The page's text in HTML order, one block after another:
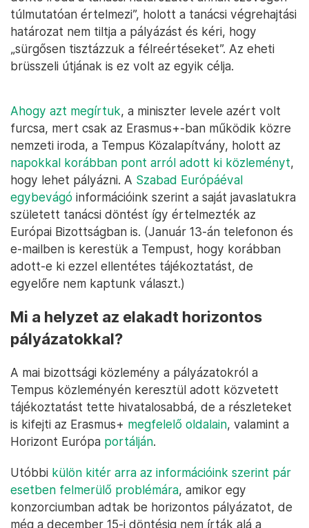
túlmutatóan értelmezi”, holott a tanácsi végrehajtási
határozat nem tiltja a pályázást és kéri, hogy
„sürgősen tisztázzuk a félreértéseket”. Az eheti
brüsszeli útjának is ez volt az egyik célja.
Ahogy azt megírtuk, a miniszter levele azért volt
furcsa, mert csak az Erasmus+-ban működik közre
nemzeti iroda, a Tempus Közalapítvány, holott az
napokkal korábban pont arról adott ki közleményt,
hogy lehet pályázni. A Szabad Európáéval
egybevágó információink szerint a saját javaslatukra
született tanácsi döntést így értelmezték az
Európai Bizottságban is. (Január 13-án telefonon és
e-mailben is kerestük a Tempust, hogy korábban
adott-e ki ezzel ellentétes tájékoztatást, de
egyelőre nem kaptunk választ.)
Mi a helyzet az elakadt horizontos
pályázatokkal?
A mai bizottsági közlemény a pályázatokról a
Tempus közleményén keresztül adott közvetett
tájékoztatást tette hivatalosabbá, de a részleteket
is kifejti az Erasmus+ megfelelő oldalain, valamint a
Horizont Európa portálján.
Utóbbi külön kitér arra az információink szerint pár
esetben felmerülő problémára, amikor egy
konzorciumban adtak be horizontos pályázatot, de
még a december 15-i döntésig nem írták alá a